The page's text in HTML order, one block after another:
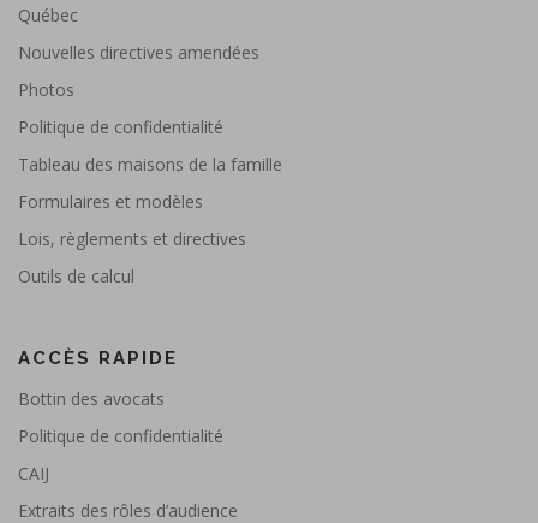
Québec
Nouvelles directives amendées
Photos
Politique de confidentialité
Tableau des maisons de la famille
Formulaires et modèles
Lois, règlements et directives
Outils de calcul
ACCÈS RAPIDE
Bottin des avocats
Politique de confidentialité
CAIJ
Extraits des rôles d’audience